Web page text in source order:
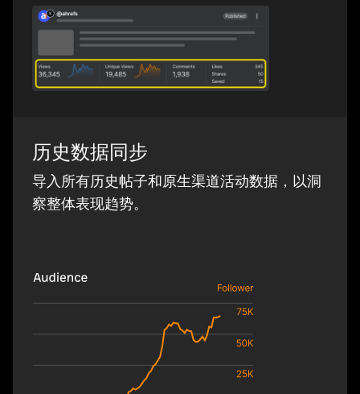
历史数据同步
导入所有历史帖子和原生渠道活动数据，以洞
察整体表现趋势。